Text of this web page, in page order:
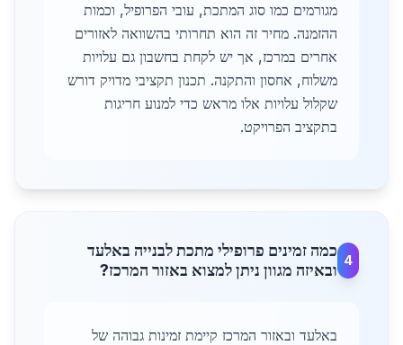
מגורמים כמו סוג המתכת, עובי הפרופיל, וכמות
ההזמנה. מחיר זה הוא תחרותי בהשוואה לאזורים
אחרים במרכז, אך יש לקחת בחשבון גם עלויות
משלוח, אחסון והתקנה. תכנון תקציבי מדויק דורש
שקלול עלויות אלו מראש כדי למנוע חריגות
בתקציב הפרויקט.
4
כמה זמינים פרופילי מתכת לבנייה באלעד
ובאיזה מגוון ניתן למצוא באזור המרכז?
באלעד ובאזור המרכז קיימת זמינות גבוהה של